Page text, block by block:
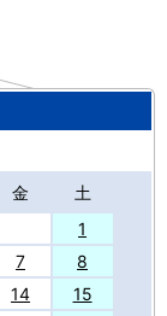
金
土
1
7
8
14
15